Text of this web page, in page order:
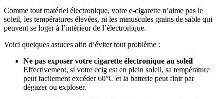
Comme tout matériel électronique, votre e-cigarette n’aime pas le
soleil, les températures élevées, ni les minuscules grains de sable qui
peuvent se loger à l’intérieur de l’électronique.
Voici quelques astuces afin d’éviter tout problème :
Ne pas exposer votre cigarette électronique au soleil
Effectivement, si votre ecig est en plein soleil, sa température
peut facilement excéder 60°C et la batterie peut finir par
dégazer ou exploser.